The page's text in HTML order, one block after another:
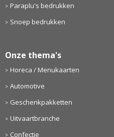
Paraplu's bedrukken
Snoep bedrukken
Onze thema's
Horeca / Menukaarten
Automotive
Geschenkpakketten
Uitvaartbranche
Confectie